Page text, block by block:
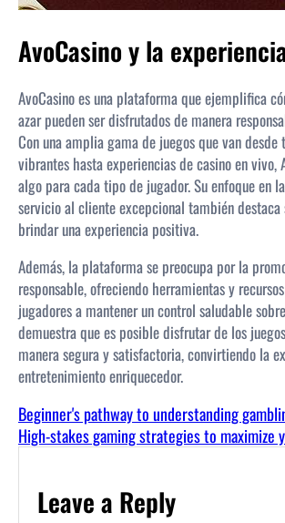
AvoCasino y la
AvoCasino es una plataforma que ejemplifica
azar pueden ser disfrutados de manera
Con una amplia gama de juegos que van desde
vibrantes hasta experiencias de casino en vivo,
algo para cada tipo de jugador. Su enfoque en
servicio al cliente excepcional también
brindar una experiencia positiva.
Además, la plataforma se preocupa por la
responsable, ofreciendo herramientas y
jugadores a mantener un control saludable
demuestra que es posible disfrutar de los
manera segura y satisfactoria, convirtiendo la
entretenimiento enriquecedor.
Beginner's pathway to understanding
High-stakes gaming strategies to maximize
Leave a Reply